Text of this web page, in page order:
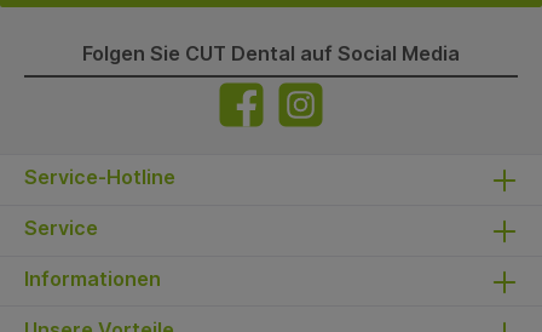
Folgen Sie CUT Dental auf Social Media
Service-Hotline
Service
Informationen